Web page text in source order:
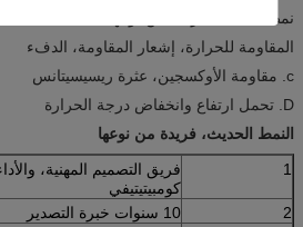
نمط الحديثة، فريدة من نوعها
المقاومة للحرارة، إشعار المقاومة، الدفء
c. مقاومة الأوكسجين، عثرة ريسيسيتانس
D. تحمل ارتفاع وانخفاض درجة الحرارة
النمط الحديث، فريدة من نوعها
1
فريق التصميم المهنية،
كومبيتيتيفي
2
10 سنوات خبرة التصدير